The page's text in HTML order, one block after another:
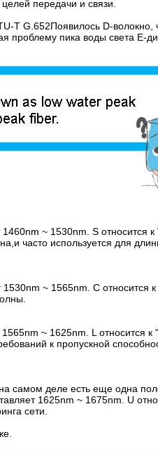
передачи и связи.
T G.652Появилось D-
проблему пика воды света E-
~ 1530nm. S относится
часто используется для
~ 1565nm. C относится
~ 1625nm. L относится к
к пропускной
самом деле есть еще одна
1625nm ~ 1675nm. U
сети.